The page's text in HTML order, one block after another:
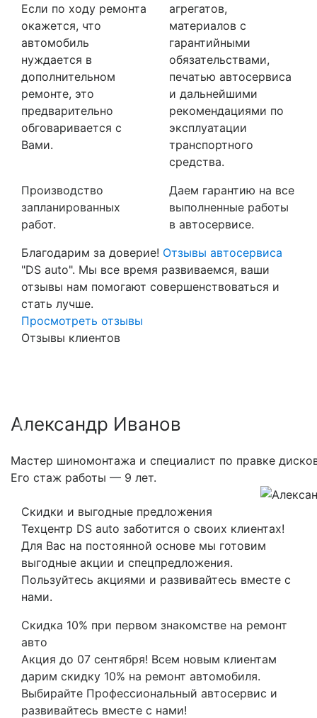
Если по ходу ремонта
окажется, что
автомобиль
нуждается в
дополнительном
ремонте, это
предварительно
обговаривается с
Вами.
агрегатов,
материалов с
гарантийными
обязательствами,
печатью автосервиса
и дальнейшими
рекомендациями по
эксплуатации
транспортного
средства.
Производство
запланированных
работ.
Даем гарантию на все
выполненные работы
в автосервисе.
Благодарим за доверие! Отзывы автосервиса
"DS auto". Мы все время развиваемся, ваши
отзывы нам помогают совершенствоваться и
стать лучше.
Просмотреть отзывы
Отзывы клиентов
Александр Иванов
Мастер шиномонтажа и специалист по правке
Его стаж работы — 9 лет.
Previous
Скидки и выгодные предложения
Техцентр DS auto заботится о своих клиентах!
Для Вас на постоянной основе мы готовим
выгодные акции и спецпредложения.
Пользуйтесь акциями и развивайтесь вместе с
нами.
Скидка 10% при первом знакомстве на ремонт
авто
Акция до 07 сентября! Всем новым клиентам
дарим скидку 10% на ремонт автомобиля.
Выбирайте Профессиональный автосервис и
развивайтесь вместе с нами!